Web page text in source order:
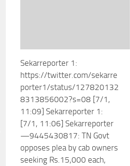
Sekarreporter 1:
https://twitter.com/sekarre
porter1/status/127820132
8313856002?s=08 [7/1,
11:09] Sekarreporter 1:
[7/1, 11:06] Sekarreporter
—9445430817: TN Govt
opposes plea by cab owners
seeking Rs.15,000 each,